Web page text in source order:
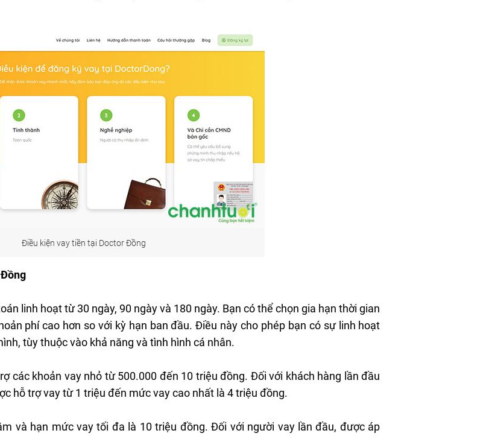
Điều kiện vay tiền tại Doctor Đồng
linh hoạt từ 30 ngày, 90 ngày và 180 ngày. Bạn có thể chọn gia hạn thời gian
phí cao hơn so với kỳ hạn ban đầu. Điều này cho phép bạn có sự linh hoạt
tùy thuộc vào khả năng và tình hình cá nhân.
các khoản vay nhỏ từ 500.000 đến 10 triệu đồng. Đối với khách hàng lần đầu
hỗ trợ vay từ 1 triệu đến mức vay cao nhất là 4 triệu đồng.
và hạn mức vay tối đa là 10 triệu đồng. Đối với người vay lần đầu, được áp